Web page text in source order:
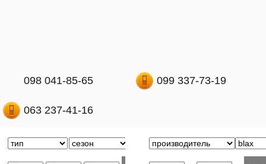
098 041-85-65 099 337-73-19
063 237-41-16